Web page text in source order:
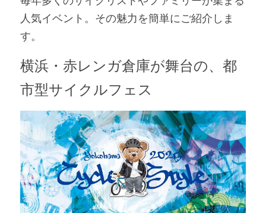
人気イベント。その魅力を簡単にご紹介しま
す。
横浜・赤レンガ倉庫が舞台の、都
市型サイクルフェス